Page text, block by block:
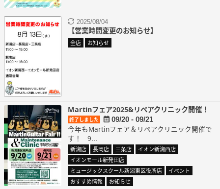
2025/08/04
【営業時間変更のお知らせ】
全店 お知らせ
Martinフェア2025&リペアクリニック開催！
終了しました 09/20 - 09/21
今年もMartinフェア＆リペアクリニック開催で
す！ 9...
新潟店 長岡店 三条店
イオン新潟西店
イオンモール新発田店
ミュージックスクール新潟東区役所店
イベント
おすすめ情報
お知らせ